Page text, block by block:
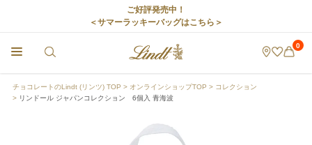
ご好評発売中！
＜サマーラッキーバッグはこちら＞
0
チョコレートのLindt (リンツ) TOP オンラインショップTOP
コレクション
リンドール ジャパンコレクション 6個入 青海波